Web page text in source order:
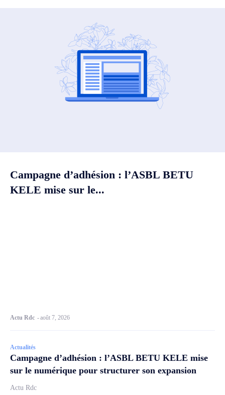
Campagne d’adhésion : l’ASBL BETU
KELE mise sur le...
Actu Rdc -août 7, 2026
Actualités
Campagne d’adhésion : l’ASBL BETU KELE mise
sur le numérique pour structurer son expansion
Actu Rdc